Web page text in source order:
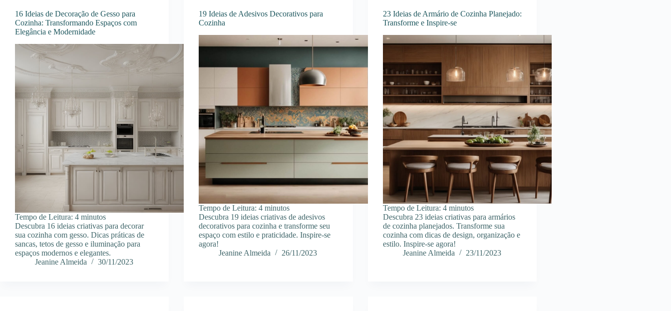
16 Ideias de Decoração de Gesso para
Cozinha: Transformando Espaços com
Elegância e Modernidade
Tempo de Leitura: 4 minutos
Descubra 16 ideias criativas para decorar
sua cozinha com gesso. Dicas práticas de
sancas, tetos de gesso e iluminação para
espaços modernos e elegantes.
Jeanine Almeida
30/11/2023
19 Ideias de Adesivos Decorativos para
Cozinha
Tempo de Leitura:4 minutos
Descubra 19 ideias criativas de adesivos
decorativos para cozinha e transforme seu
espaço com estilo e praticidade. Inspire-se
agora!
Jeanine Almeida
26/11/2023
23 Ideias de Armário de Cozinha Planejado:
Transforme e Inspire-se
Tempo de Leitura: 4 minutos
Descubra 23 ideias criativas para armários
de cozinha planejados. Transforme sua
cozinha com dicas de design, organização e
estilo. Inspire-se agora!
Jeanine Almeida
23/11/2023